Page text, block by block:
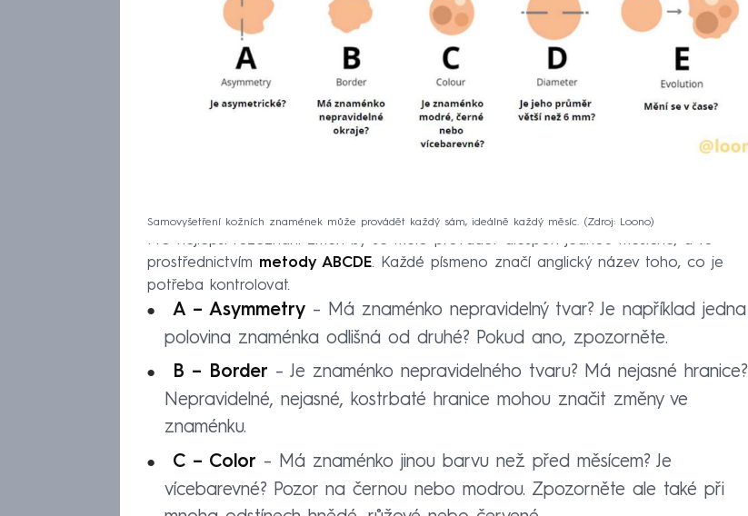
Samovyšetření kožních znamének může provádět každý sám, ideálně každý měsíc. Zdroj: Loono
Pro nejlepší rozeznání změn by se mělo provádět alespoň jednou měsíčně, a to
prostřednictvím metody ABCDE. Každé písmeno značí anglický název toho, co je
potřeba kontrolovat.
A – Asymmetry– Má znaménko nepravidelný tvar? Je například jedna
polovina znaménka odlišná od druhé? Pokud ano, zpozorněte.
B – Border – Je znaménko nepravidelného tvaru? Má nejasné hranice?
Nepravidelné, nejasné, kostrbaté hranice mohou značit změny ve
znaménku.
C – Color – Má znaménko jinou barvu než před měsícem? Je
vícebarevné? Pozor na černou nebo modrou. Zpozorněte ale také při